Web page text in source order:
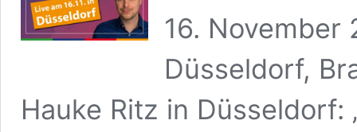
16. November
Düsseldorf,
Hauke Ritz in Düsseldorf: